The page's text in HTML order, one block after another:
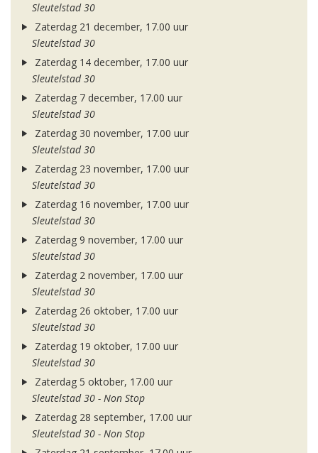
Sleutelstad 30
Zaterdag 21 december, 17.00 uur
Sleutelstad 30
Zaterdag 14 december, 17.00 uur
Sleutelstad 30
Zaterdag 7 december, 17.00 uur
Sleutelstad 30
Zaterdag 30 november, 17.00 uur
Sleutelstad 30
Zaterdag 23 november, 17.00 uur
Sleutelstad 30
Zaterdag 16 november, 17.00 uur
Sleutelstad 30
Zaterdag 9 november, 17.00 uur
Sleutelstad 30
Zaterdag 2 november, 17.00 uur
Sleutelstad 30
Zaterdag 26 oktober, 17.00 uur
Sleutelstad 30
Zaterdag 19 oktober, 17.00 uur
Sleutelstad 30
Zaterdag 5 oktober, 17.00 uur
Sleutelstad 30 - Non Stop
Zaterdag 28 september, 17.00 uur
Sleutelstad 30 - Non Stop